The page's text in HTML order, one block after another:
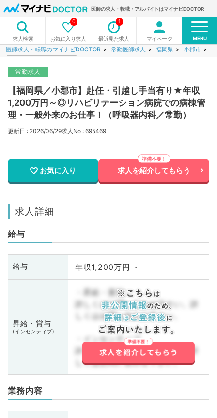
医師の求人・転職・アルバイトはマイナビDOCTOR
求人検索 お気に入り求人
0
最近見た求人
1
マイページ MENU
医師求人・転職のマイナビDOCTOR 常勤医師求人 福岡県 小郡市
常勤求人
【福岡県／小郡市】赴任・引越し手当有り★年収
1,200万円～◎リハビリテーション病院での病棟管
理・一般外来のお仕事！（呼吸器内科／常勤）
更新日 : 2026/06/29求人No : 695469
お気に入り 求人を紹介してもらう
求人詳細
給与
給与 年収1,200万円 ～
昇給・賞与
(インセンティブ)
・昇給・賞与
詳しくはお問い合わせ下さい。詳
しくはお問い合わせ下さい。
・インセンティブ
詳しくはお問い合わせ下さい。詳
しくはお問い合わせ下さい。
業務内容